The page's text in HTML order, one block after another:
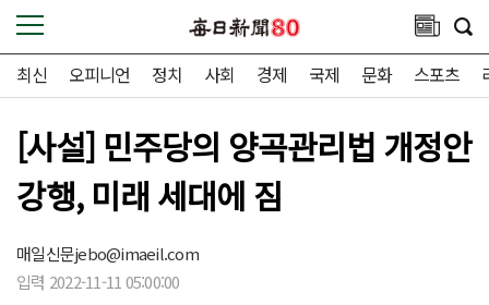
최신 오피니언 정치 사회 경제 국제 문화 스포츠
[사설] 민주당의 양곡관리법 개정안
강행, 미래 세대에 짐
매일신문jebo@imaeil.com
입력 2022-11-11 05:00:00